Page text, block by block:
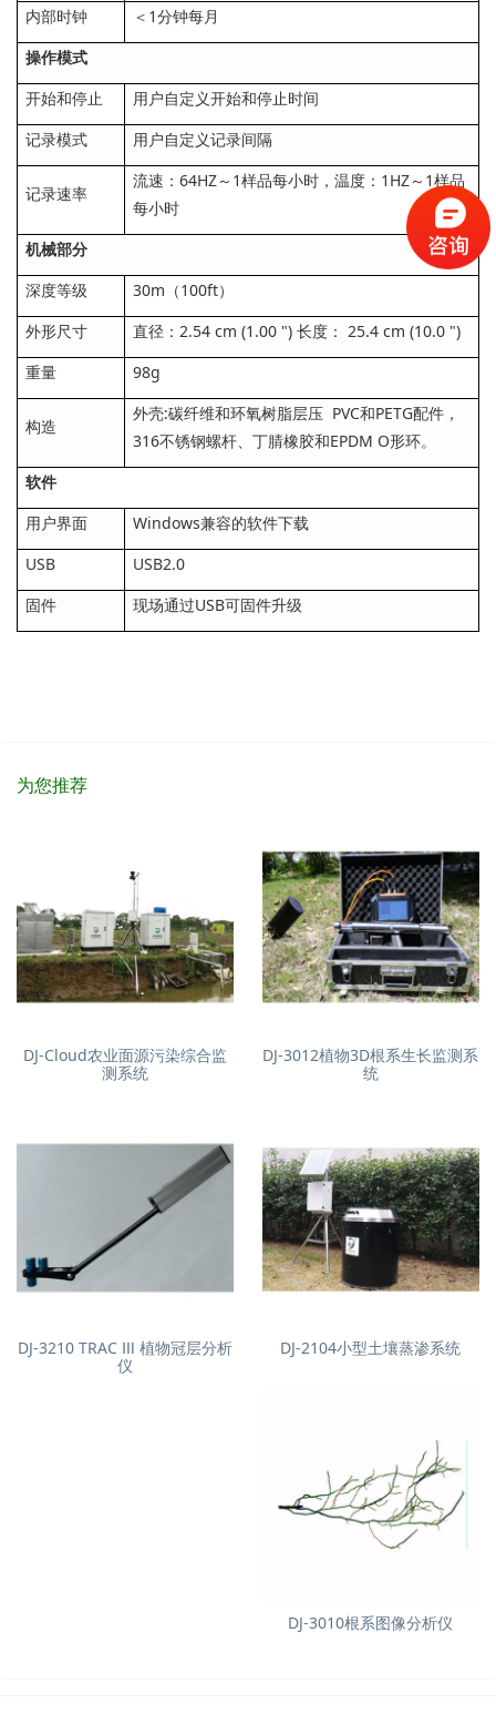
内部时钟
＜1分钟每月
操作模式
开始和停止
用户自定义开始和停止时间
记录模式
用户自定义记录间隔
记录速率
流速：64HZ～1样品每小时，温度：1HZ～1样品
每小时
机械部分
深度等级
30m（100ft）
外形尺寸
直径：2.54 cm (1.00 ") 长度： 25.4 cm (10.0 ")
重量
98g
构造
外壳:碳纤维和环氧树脂层压 PVC和PETG配件，
316不锈钢螺杆、丁腈橡胶和EPDM O形环。
软件
用户界面
Windows兼容的软件下载
USB
USB2.0
固件
现场通过USB可固件升级
为您推荐
DJ-Cloud农业面源污染综合监
测系统
DJ-3012植物3D根系生长监测系
统
DJ-3210 TRAC Ⅲ 植物冠层分析
仪
DJ-2104小型土壤蒸渗系统
DJ-3010根系图像分析仪